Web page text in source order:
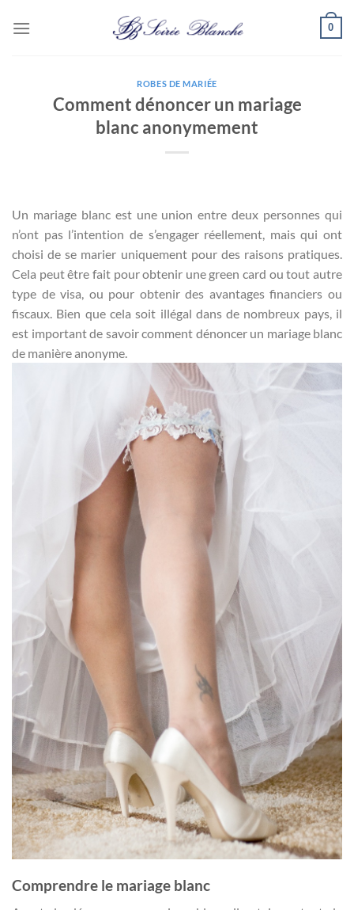
0
ROBES DE MARIÉE
Comment dénoncer un mariage
blanc anonymement
Un mariage blanc est une union entre deux personnes qui
n’ont pas l’intention de s’engager réellement, mais qui ont
choisi de se marier uniquement pour des raisons pratiques.
Cela peut être fait pour obtenir une green card ou tout autre
type de visa, ou pour obtenir des avantages financiers ou
fiscaux. Bien que cela soit illégal dans de nombreux pays, il
est important de savoir comment dénoncer un mariage blanc
de manière anonyme.
Comprendre le mariage blanc